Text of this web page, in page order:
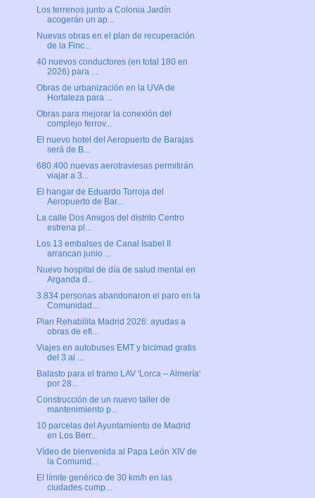
Los terrenos junto a Colonia Jardín
acogerán un ap...
Nuevas obras en el plan de recuperación
de la Finc...
40 nuevos conductores (en total 180 en
2026) para ...
Obras de urbanización en la UVA de
Hortaleza para ...
Obras para mejorar la conexión del
complejo ferrov...
El nuevo hotel del Aeropuerto de Barajas
será de B...
680.400 nuevas aerotraviesas permitirán
viajar a 3...
El hangar de Eduardo Torroja del
Aeropuerto de Bar...
La calle Dos Amigos del distrito Centro
estrena pl...
Los 13 embalses de Canal Isabel II
arrancan junio ...
Nuevo hospital de día de salud mental en
Arganda d...
3.834 personas abandonaron el paro en la
Comunidad...
Plan Rehabilita Madrid 2026: ayudas a
obras de efi...
Viajes en autobuses EMT y bicimad gratis
del 3 al ...
Balasto para el tramo LAV 'Lorca – Almería'
por 28...
Construcción de un nuevo taller de
mantenimiento p...
10 parcelas del Ayuntamiento de Madrid
en Los Berr...
Vídeo de bienvenida al Papa León XIV de
la Comunid...
El límite genérico de 30 km/h en las
ciudades cump...